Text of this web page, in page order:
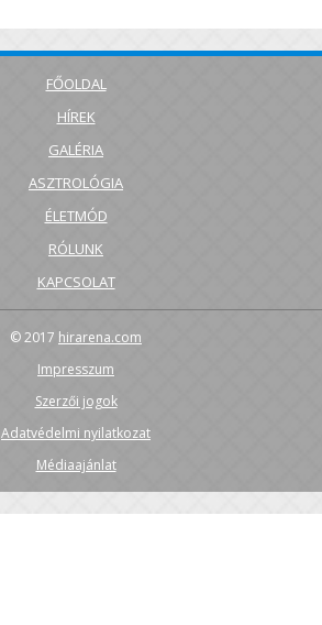
FŐOLDAL
HÍREK
GALÉRIA
ASZTROLÓGIA
ÉLETMÓD
RÓLUNK
KAPCSOLAT
© 2017 hirarena.com
Impresszum
Szerzői jogok
Adatvédelmi nyilatkozat
Médiaajánlat